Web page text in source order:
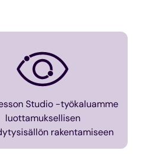
Studio -työkaluamme
luottamuksellisen
rakentamiseen